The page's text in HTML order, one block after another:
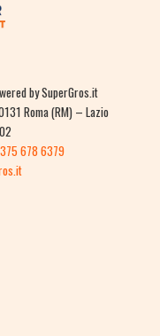
by SuperGros.it
Roma (RM) – Lazio
678 6379